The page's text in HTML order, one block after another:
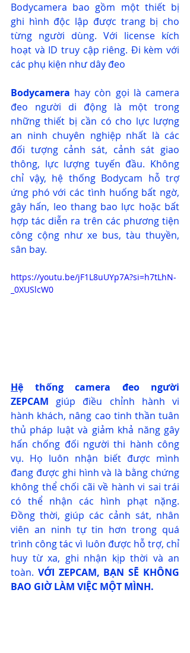
Bodycamera bao gồm một thiết bị
ghi hình độc lập được trang bị cho
từng người dùng. Với license kích
hoạt và ID truy cập riêng. Đi kèm với
các phụ kiện như dây đeo
Bodycamera hay còn gọi là camera
đeo người di động là một trong
những thiết bị cần có cho lực lượng
an ninh chuyên nghiệp nhất là các
đối tượng cảnh sát, cảnh sát giao
thông, lực lượng tuyến đầu. Không
chỉ vậy, hệ thống Bodycam hỗ trợ
ứng phó với các tình huống bất ngờ,
gây hấn, leo thang bao lực hoặc bất
hợp tác diễn ra trên các phương tiện
công cộng như xe bus, tàu thuyền,
sân bay.
https://youtu.be/jF1L8uUYp7A?si=h7tLhN-
_0XUSlcW0
Hệ thống camera đeo người
ZEPCAM
giúp điều chỉnh hành vi
hành khách, nâng cao tinh thần tuân
thủ pháp luật và giảm khả năng gây
hấn chống đối người thi hành công
vụ. Họ luôn nhận biết được mình
đang được ghi hình và là bằng chứng
không thể chối cãi về hành vi sai trái
có thể nhận các hình phạt nặng.
Đồng thời, giúp các cảnh sát, nhân
viên an ninh tự tin hơn trong quá
trình công tác vì luôn được hỗ trợ, chỉ
huy từ xa, ghi nhận kịp thời và an
toàn. VỚI ZEPCAM, BẠN SẼ KHÔNG
BAO GIỜ LÀM VIỆC MỘT MÌNH.